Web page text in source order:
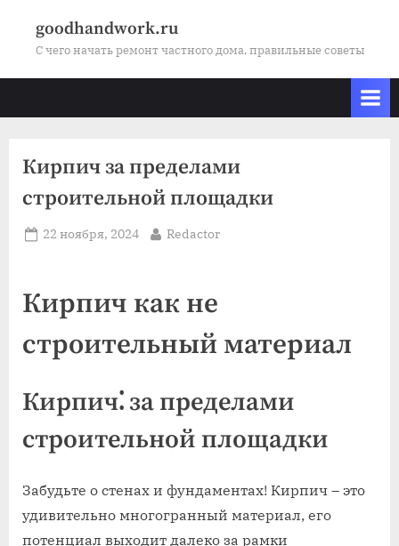
goodhandwork.ru
С чего начать ремонт частного дома, правильные советы
Кирпич за пределами
строительной площадки
Posted
22 ноября, 2024 By
Redactor
Кирпич как не
строительный материал
Кирпич⁚ за пределами
строительной площадки
Забудьте о стенах и фундаментах! Кирпич – это
удивительно многогранный материал, его
потенциал выходит далеко за рамки